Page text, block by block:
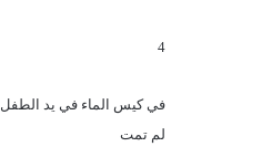
4
في كيس الماء في يد الطفل
لم تمت